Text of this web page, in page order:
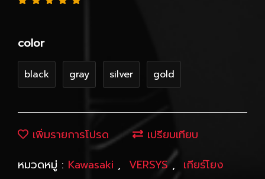
color
black gray silver gold
เพิ่มรายการโปรด
เปรียบเทียบ
หมวดหมู่ : Kawasaki , VERSYS, เกียร์โยง